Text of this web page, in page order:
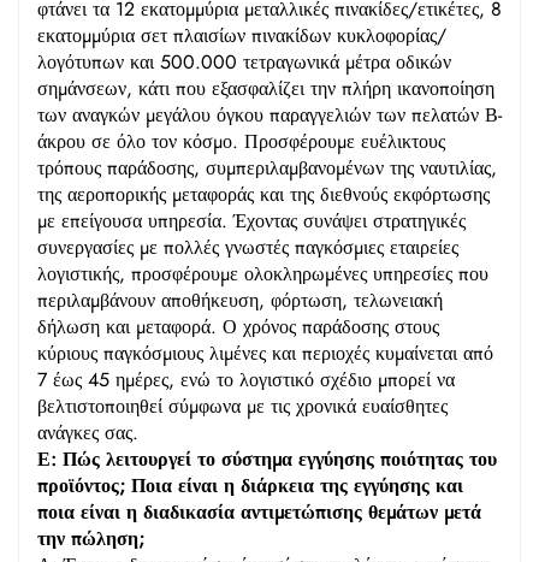
φτάνει τα 12 εκατομμύρια μεταλλικές πινακίδες/ετικέτες, 8
εκατομμύρια σετ πλαισίων πινακίδων κυκλοφορίας/
λογότυπων και 500.000 τετραγωνικά μέτρα οδικών
σημάνσεων, κάτι που εξασφαλίζει την πλήρη ικανοποίηση
των αναγκών μεγάλου όγκου παραγγελιών των πελατών Β-
άκρου σε όλο τον κόσμο. Προσφέρουμε ευέλικτους
τρόπους παράδοσης, συμπεριλαμβανομένων της ναυτιλίας,
της αεροπορικής μεταφοράς και της διεθνούς εκφόρτωσης
με επείγουσα υπηρεσία. Έχοντας συνάψει στρατηγικές
συνεργασίες με πολλές γνωστές παγκόσμιες εταιρείες
λογιστικής, προσφέρουμε ολοκληρωμένες υπηρεσίες που
περιλαμβάνουν αποθήκευση, φόρτωση, τελωνειακή
δήλωση και μεταφορά. Ο χρόνος παράδοσης στους
κύριους παγκόσμιους λιμένες και περιοχές κυμαίνεται από
7 έως 45 ημέρες, ενώ το λογιστικό σχέδιο μπορεί να
βελτιστοποιηθεί σύμφωνα με τις χρονικά ευαίσθητες
ανάγκες σας.
Ε: Πώς λειτουργεί το σύστημα εγγύησης ποιότητας του
προϊόντος; Ποια είναι η διάρκεια της εγγύησης και
ποια είναι η διαδικασία αντιμετώπισης θεμάτων μετά
την πώληση;